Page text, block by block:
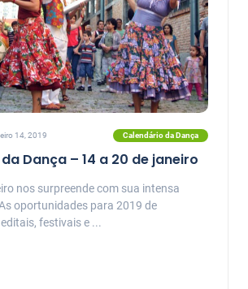
14, 2019 Calendário da Dança
Dança – 14 a 20 de janeiro
nos surpreende com sua intensa
oportunidades para 2019 de
festivais e ...